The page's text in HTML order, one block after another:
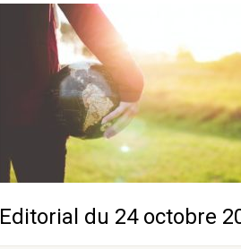
Editorial du 24 octobre